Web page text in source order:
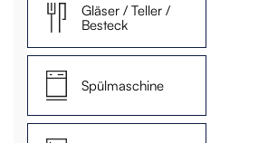
Gläser / Teller /
Besteck
Spülmaschine